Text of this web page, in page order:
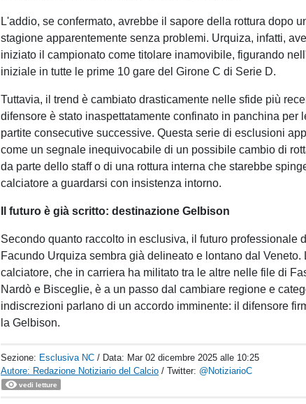
L'addio, se confermato, avrebbe il sapore della rottura dopo
stagione apparentemente senza problemi. Urquiza, infatti,
iniziato il campionato come titolare inamovibile, figurando
iniziale in tutte le prime 10 gare del Girone C di Serie D.
Tuttavia, il trend è cambiato drasticamente nelle sfide più
difensore è stato inaspettatamente confinato in panchina per
partite consecutive successive. Questa serie di esclusioni
come un segnale inequivocabile di un possibile cambio di
da parte dello staff o di una rottura interna che starebbe
calciatore a guardarsi con insistenza intorno.
Il futuro è già scritto: destinazione Gelbison
Secondo quanto raccolto in esclusiva, il futuro professionale
Facundo Urquiza sembra già delineato e lontano dal Veneto.
calciatore, che in carriera ha militato tra le altre nelle file di
Nardò e Bisceglie, è a un passo dal cambiare regione e
indiscrezioni parlano di un accordo imminente: il difensore
la Gelbison.
Sezione: Esclusiva NC / Data: Mar 02 dicembre 2025 alle 10:25
Autore: Redazione Notiziario del Calcio / Twitter: @NotiziarioC
vedi letture